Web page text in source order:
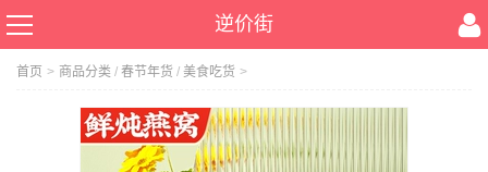
逆价街
首页 > 商品分类 / 春节年货 / 美食吃货 >